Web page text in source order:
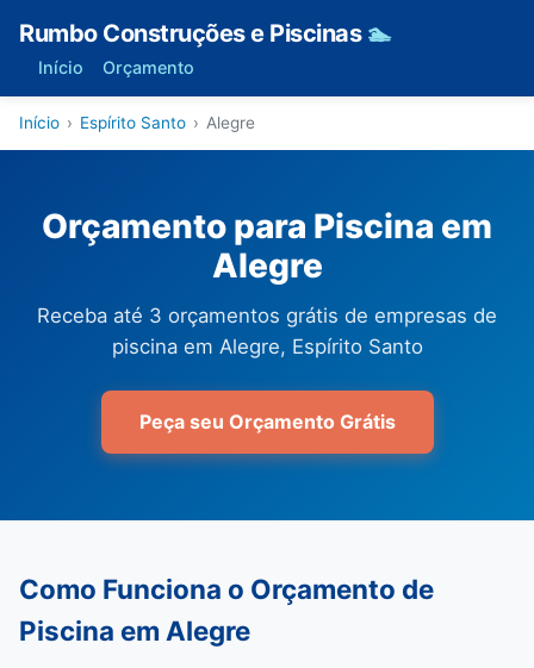
Rumbo Construções e Piscinas 🏊
Início Orçamento
Início › Espírito Santo › Alegre
Orçamento para Piscina em
Alegre
Receba até 3 orçamentos grátis de empresas de
piscina em Alegre, Espírito Santo
Peça seu Orçamento Grátis
Como Funciona o Orçamento de
Piscina em Alegre